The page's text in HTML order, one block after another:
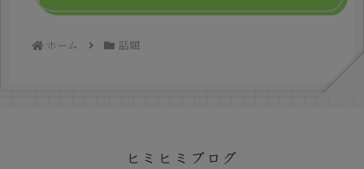
ホーム 話題
ヒミヒミブログ